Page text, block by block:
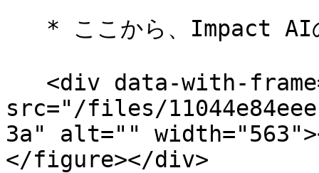
src="/files/
3a" alt=""
</figure></div>